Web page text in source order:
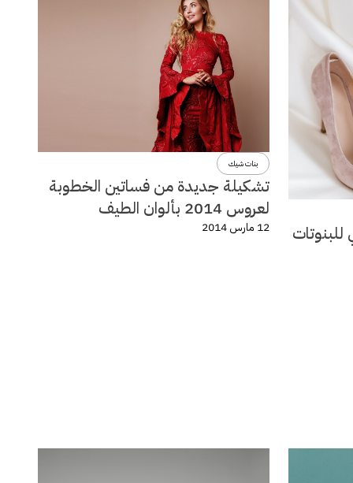
بنات شيك
تشكيلة جديدة من فساتين الخطوبة
لعروس 2014 بألوان الطيف
12 مارس 2014